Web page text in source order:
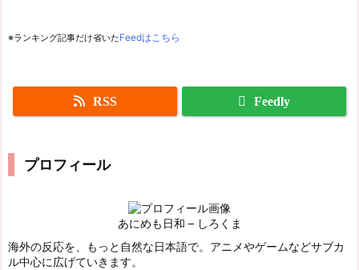
※ランキング記事だけ省いたFeedはこちら
RSS Feedly
プロフィール
あにめも日和 – しろくま
海外の反応を、もっと自然な日本語で。アニメやゲームなどサブカ
ル中心に広げていきます。